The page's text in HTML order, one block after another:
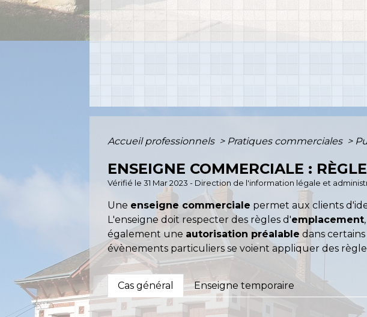
Accueil professionnels > Pratiques commerciales >
ENSEIGNE COMMERCIALE :
Vérifié le 31 Mar 2023 - Direction de l'information légale et
Une enseigne commerciale permet aux clients
L'enseigne doit respecter des règles d'emplacement
également une autorisation préalable dans certains
évènements particuliers se voient appliquer des
Cas général Enseigne temporaire